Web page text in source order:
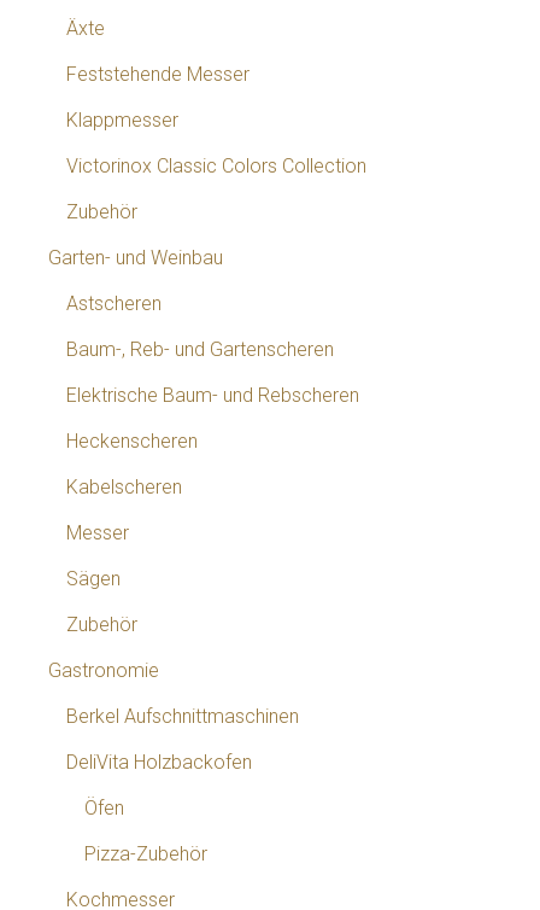
Äxte
Feststehende Messer
Klappmesser
Victorinox Classic Colors Collection
Zubehör
Garten- und Weinbau
Astscheren
Baum-, Reb- und Gartenscheren
Elektrische Baum- und Rebscheren
Heckenscheren
Kabelscheren
Messer
Sägen
Zubehör
Gastronomie
Berkel Aufschnittmaschinen
DeliVita Holzbackofen
Öfen
Pizza-Zubehör
Kochmesser